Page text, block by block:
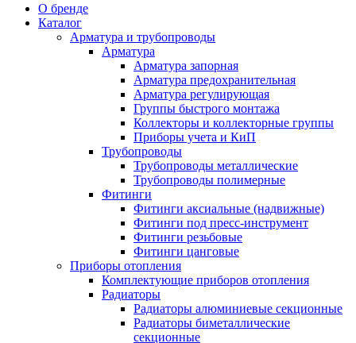
О бренде
Каталог
Арматура и трубопроводы
Арматура
Арматура запорная
Арматура предохранительная
Арматура регулирующая
Группы быстрого монтажа
Коллекторы и коллекторные группы
Приборы учета и КиП
Трубопроводы
Трубопроводы металлические
Трубопроводы полимерные
Фитинги
Фитинги аксиальные (надвижные)
Фитинги под пресс-инструмент
Фитинги резьбовые
Фитинги цанговые
Приборы отопления
Комплектующие приборов отопления
Радиаторы
Радиаторы алюминиевые секционные
Радиаторы биметаллические
секционные